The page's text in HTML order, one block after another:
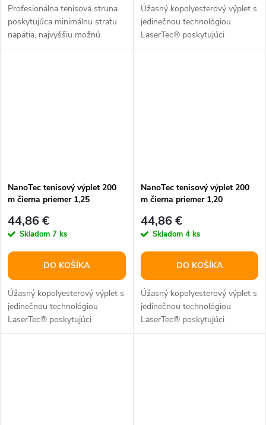
Profesionálna tenisová struna
poskytujúca minimálnu stratu
napätia, najvyššiu možnú
kontrolu lopty a
Úžasný kopolyesterový výplet s
jedinečnou technológiou
LaserTec® poskytujúci
neuveriteľnú kontrolu a stabilitu
NanoTec tenisový výplet 200
m čierna priemer 1,25
44,86 €
Skladom 7 ks
DO KOŠÍKA
Úžasný kopolyesterový výplet s
jedinečnou technológiou
LaserTec® poskytujúci
neuveriteľnú kontrolu a stabilitu
NanoTec tenisový výplet 200
m čierna priemer 1,20
44,86 €
Skladom 4 ks
DO KOŠÍKA
Úžasný kopolyesterový výplet s
jedinečnou technológiou
LaserTec® poskytujúci
neuveriteľnú kontrolu a stabilitu